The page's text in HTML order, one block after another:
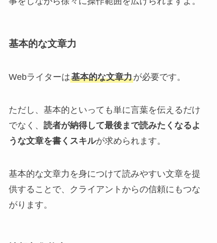
基本的な文章力
Webライターは基本的な文章力が必要です。
ただし、基本的といっても単に言葉を伝えるだけ
でなく、 読者が納得して最後まで読みたくなるよ
うな文章を書くスキルが求められます。
基本的な文章力を身につけて読みやすい文章を提
供することで、クライアントからの信頼にもつな
がります。